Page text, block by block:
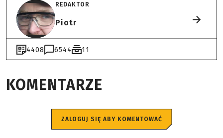
REDAKTOR
Piotr
4408 6544 11
KOMENTARZE
ZALOGUJ SIĘ ABY KOMENTOWAĆ